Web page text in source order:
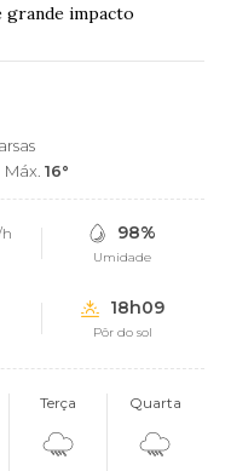
grande impacto
Máx.16°
98%
Umidade
18h09
Pôr do sol
Terça Quarta